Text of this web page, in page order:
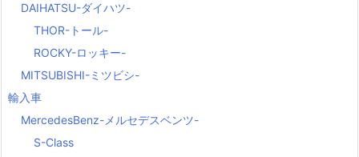
DAIHATSU-ダイハツ-
THOR-トール-
ROCKY-ロッキー-
MITSUBISHI-ミツビシ-
輸入車
MercedesBenz-メルセデスベンツ-
S-Class